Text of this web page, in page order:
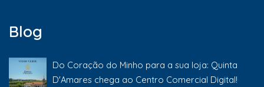
Blog
Do Coração do Minho para a sua loja: Quinta
D'Amares chega ao Centro Comercial Digital!